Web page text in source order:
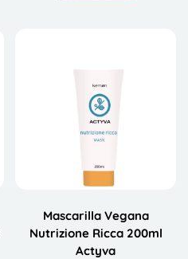
Mascarilla Vegana
Nutrizione Ricca 200ml
Actyva